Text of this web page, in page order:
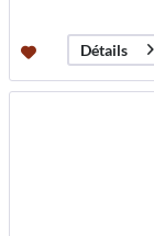
Détails